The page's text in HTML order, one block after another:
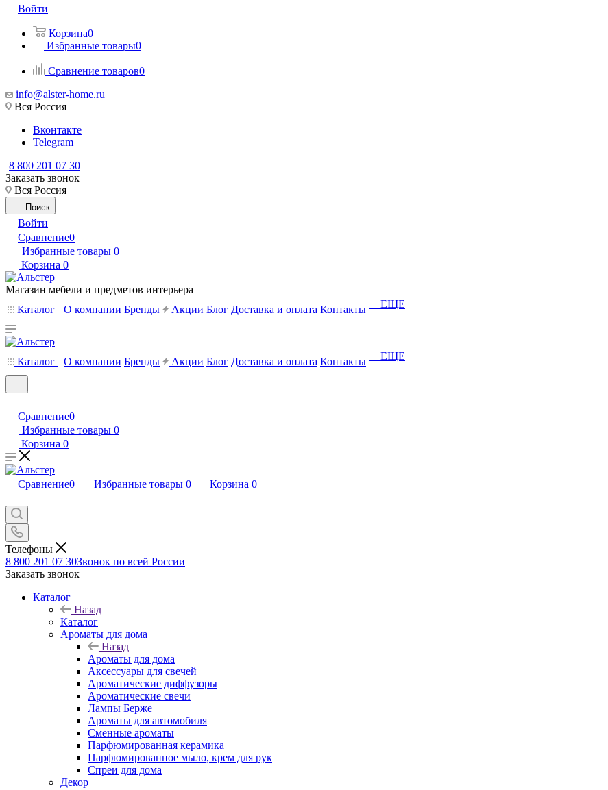
Войти
Корзина0
Избранные товары0
Сравнение товаров0
info@alster-home.ru
Вся Россия
Вконтакте
Telegram
8 800 201 07 30
Заказать звонок
Вся Россия
Поиск
Войти
Сравнение0
Избранные товары 0
Корзина 0
Магазин мебели и предметов интерьера
Каталог
О компании Бренды Акции Блог Доставка и оплата Контакты + ЕЩЕ
Каталог О компании Бренды Акции Блог Доставка и оплата Контакты + ЕЩЕ
Сравнение0
Избранные товары 0
Корзина 0
Сравнение0 Избранные товары 0 Корзина 0
Телефоны
8 800 201 07 30Звонок по всей России
Заказать звонок
Каталог
Назад
Каталог
Ароматы для дома
Назад
Ароматы для дома
Аксессуары для свечей
Ароматические диффузоры
Ароматические свечи
Лампы Берже
Ароматы для автомобиля
Сменные ароматы
Парфюмированная керамика
Парфюмированное мыло, крем для рук
Спреи для дома
Декор